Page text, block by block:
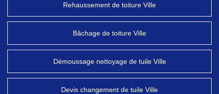
Rehaussement de toiture Ville
Bâchage de toiture Ville
Démoussage nettoyage de tuile Ville
Devis changement de tuile Ville